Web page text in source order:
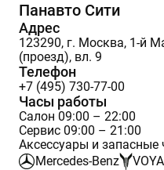
Панавто Сити
Адрес
123290, г. Москва, 1-й
(проезд), вл. 9
Телефон
+7 (495) 730-77-00
Часы работы
Салон 09:00 – 22:00
Сервис 09:00 – 21:00
Аксессуары и запасные
Mercedes-Benz